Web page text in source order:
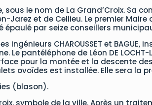
sous le nom de La Grand’Croix. Sa
et de Cellieu. Le premier
épaulé par seize conseillers
CHAROUSSET et
pantéléphone de Léon DE
pour la montée et la descente
ovoïdes est installée. Elle sera la
(blason).
symbole de la ville. Après un